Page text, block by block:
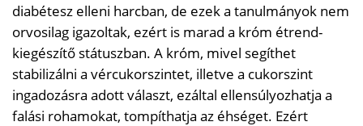
diabétesz elleni harcban, de ezek a tanulmányok nem
orvosilag igazoltak, ezért is marad a króm étrend-
kiegészítő státuszban. A króm, mivel segíthet
stabilizálni a vércukorszintet, illetve a cukorszint
ingadozásra adott választ, ezáltal ellensúlyozhatja a
falási rohamokat, tompíthatja az éhséget. Ezért